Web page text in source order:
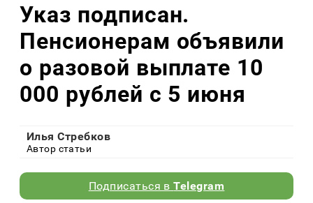
Указ подписан.
Пенсионерам объявили
о разовой выплате 10
000 рублей с 5 июня
Илья Стребков
Автор статьи
Подписаться вTelegram